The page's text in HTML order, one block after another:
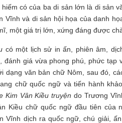
có của ba di sản lớn là di sản
Vĩnh và di sản hội họa của danh
một giá trị lớn, xứng đáng được
có một lịch sử in ấn, phiên âm,
đánh giá vừa phong phú, phức tạp
dạng văn bản chữ Nôm, sau đó,
chữ quốc ngữ và tiến hành
Kim Vân Kiều truyện do Trương
Kiều chữ quốc ngữ đầu tiên
Vĩnh dịch ra quốc ngữ, chú giải,